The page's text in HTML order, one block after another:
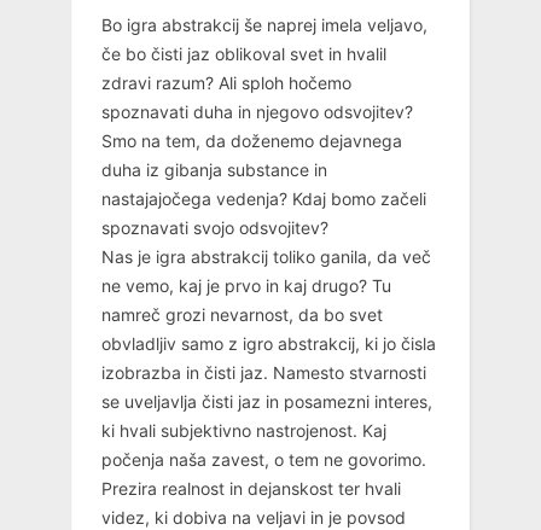
Bo igra abstrakcij še naprej imela veljavo,
če bo čisti jaz oblikoval svet in hvalil
zdravi razum? Ali sploh hočemo
spoznavati duha in njegovo odsvojitev?
Smo na tem, da doženemo dejavnega
duha iz gibanja substance in
nastajajočega vedenja? Kdaj bomo začeli
spoznavati svojo odsvojitev?
Nas je igra abstrakcij toliko ganila, da več
ne vemo, kaj je prvo in kaj drugo? Tu
namreč grozi nevarnost, da bo svet
obvladljiv samo z igro abstrakcij, ki jo čisla
izobrazba in čisti jaz. Namesto stvarnosti
se uveljavlja čisti jaz in posamezni interes,
ki hvali subjektivno nastrojenost. Kaj
počenja naša zavest, o tem ne govorimo.
Prezira realnost in dejanskost ter hvali
videz, ki dobiva na veljavi in je povsod